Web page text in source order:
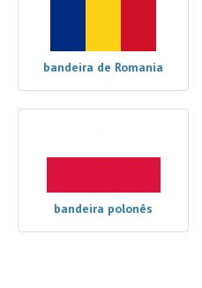
bandeira de Romania
bandeira polonês